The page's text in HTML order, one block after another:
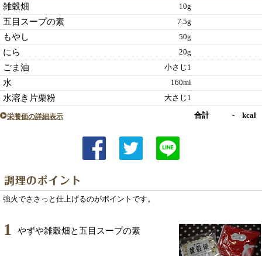
雑穀畑 10g
五目スープの素 7.5g
もやし 50g
にら 20g
ごま油 小さじ1
水 160ml
水溶き片栗粉 大さじ1
栄養価の詳細表示 合計 - kcal
強火でささっと仕上げるのがポイントです。
1 やずや雑穀畑と五目スープの素